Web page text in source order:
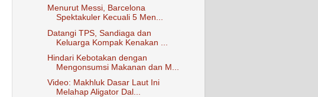
Menurut Messi, Barcelona
Spektakuler Kecuali 5 Men...
Datangi TPS, Sandiaga dan
Keluarga Kompak Kenakan ...
Hindari Kebotakan dengan
Mengonsumsi Makanan dan M...
Video: Makhluk Dasar Laut Ini
Melahap Aligator Dal...